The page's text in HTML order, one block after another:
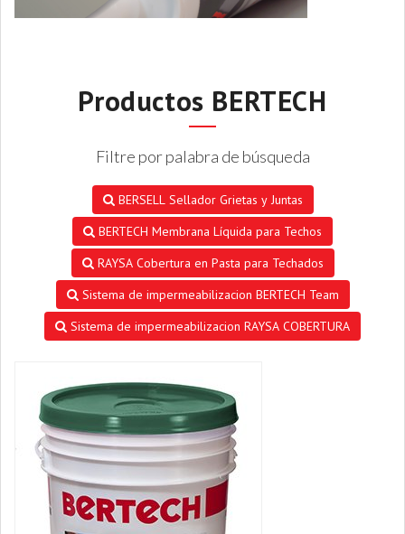
Productos BERTECH
Filtre por palabra de búsqueda
BERSELL Sellador Grietas y Juntas
BERTECH Membrana Líquida para Techos
RAYSA Cobertura en Pasta para Techados
Sistema de impermeabilizacion BERTECH Team
Sistema de impermeabilizacion RAYSA COBERTURA